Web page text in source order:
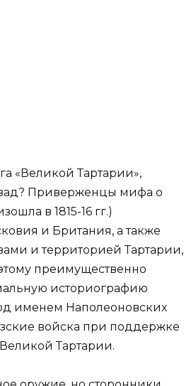
«Великой Тартарии»,
Приверженцы мифа о
в 1815-16 гг.)
и Британия, а также
и территорией Тартарии,
преимущественно
историографию
именем Наполеоновских
войска при поддержке
Тартарии.